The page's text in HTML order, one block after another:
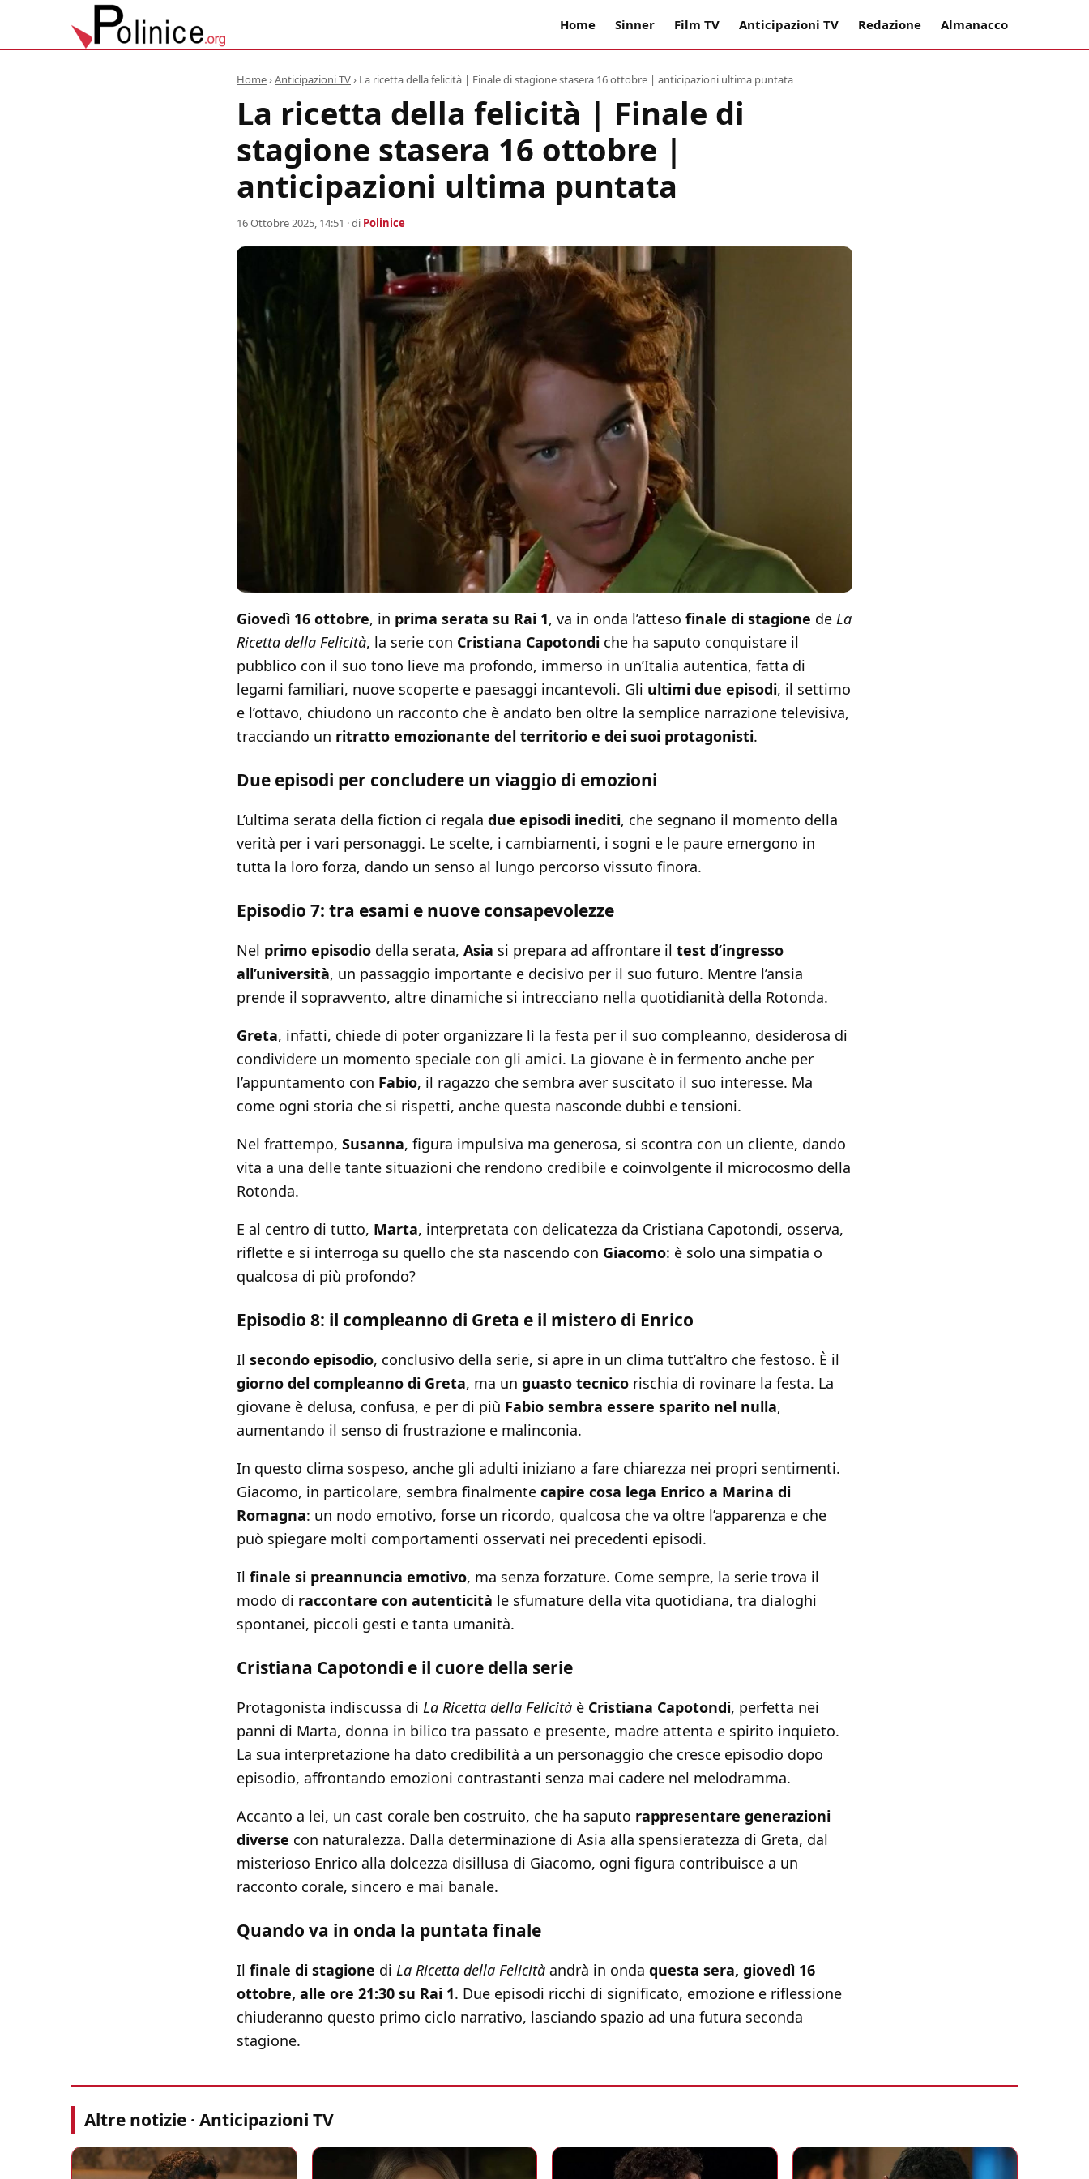
Home Sinner Film TV Anticipazioni TV Redazione Almanacco
Home›Anticipazioni TV› La ricetta della felicità | Finale di stagione stasera 16 ottobre | anticipazioni ultima puntata
La ricetta della felicità | Finale di
stagione stasera 16 ottobre |
anticipazioni ultima puntata
16 Ottobre 2025, 14:51 · di Polinice
Giovedì 16 ottobre, in prima serata su Rai 1, va in onda l’atteso finale di stagione de La
Ricetta della Felicità, la serie con Cristiana Capotondi che ha saputo conquistare il
pubblico con il suo tono lieve ma profondo, immerso in un’Italia autentica, fatta di
legami familiari, nuove scoperte e paesaggi incantevoli. Gli ultimi due episodi, il settimo
e l’ottavo, chiudono un racconto che è andato ben oltre la semplice narrazione televisiva,
tracciando un ritratto emozionante del territorio e dei suoi protagonisti.
Due episodi per concludere un viaggio di emozioni
L’ultima serata della fiction ci regala due episodi inediti, che segnano il momento della
verità per i vari personaggi. Le scelte, i cambiamenti, i sogni e le paure emergono in
tutta la loro forza, dando un senso al lungo percorso vissuto finora.
Episodio 7: tra esami e nuove consapevolezze
Nel primo episodio della serata, Asia si prepara ad affrontare il test d’ingresso
all’università, un passaggio importante e decisivo per il suo futuro. Mentre l’ansia
prende il sopravvento, altre dinamiche si intrecciano nella quotidianità della Rotonda.
Greta, infatti, chiede di poter organizzare lì la festa per il suo compleanno, desiderosa di
condividere un momento speciale con gli amici. La giovane è in fermento anche per
l’appuntamento con Fabio, il ragazzo che sembra aver suscitato il suo interesse. Ma
come ogni storia che si rispetti, anche questa nasconde dubbi e tensioni.
Nel frattempo, Susanna, figura impulsiva ma generosa, si scontra con un cliente, dando
vita a una delle tante situazioni che rendono credibile e coinvolgente il microcosmo della
Rotonda.
E al centro di tutto, Marta, interpretata con delicatezza da Cristiana Capotondi, osserva,
riflette e si interroga su quello che sta nascendo con Giacomo: è solo una simpatia o
qualcosa di più profondo?
Episodio 8: il compleanno di Greta e il mistero di Enrico
Il secondo episodio, conclusivo della serie, si apre in un clima tutt’altro che festoso. È il
giorno del compleanno di Greta, ma un guasto tecnico rischia di rovinare la festa. La
giovane è delusa, confusa, e per di più Fabio sembra essere sparito nel nulla,
aumentando il senso di frustrazione e malinconia.
In questo clima sospeso, anche gli adulti iniziano a fare chiarezza nei propri sentimenti.
Giacomo, in particolare, sembra finalmente capire cosa lega Enrico a Marina di
Romagna: un nodo emotivo, forse un ricordo, qualcosa che va oltre l’apparenza e che
può spiegare molti comportamenti osservati nei precedenti episodi.
Il finale si preannuncia emotivo, ma senza forzature. Come sempre, la serie trova il
modo di raccontare con autenticità le sfumature della vita quotidiana, tra dialoghi
spontanei, piccoli gesti e tanta umanità.
Cristiana Capotondi e il cuore della serie
Protagonista indiscussa di La Ricetta della Felicità è Cristiana Capotondi, perfetta nei
panni di Marta, donna in bilico tra passato e presente, madre attenta e spirito inquieto.
La sua interpretazione ha dato credibilità a un personaggio che cresce episodio dopo
episodio, affrontando emozioni contrastanti senza mai cadere nel melodramma.
Accanto a lei, un cast corale ben costruito, che ha saputo rappresentare generazioni
diverse con naturalezza. Dalla determinazione di Asia alla spensieratezza di Greta, dal
misterioso Enrico alla dolcezza disillusa di Giacomo, ogni figura contribuisce a un
racconto corale, sincero e mai banale.
Quando va in onda la puntata finale
Il finale di stagione di La Ricetta della Felicità andrà in onda questa sera, giovedì 16
ottobre, alle ore 21:30 su Rai 1. Due episodi ricchi di significato, emozione e riflessione
chiuderanno questo primo ciclo narrativo, lasciando spazio ad una futura seconda
stagione.
Altre notizie · Anticipazioni TV